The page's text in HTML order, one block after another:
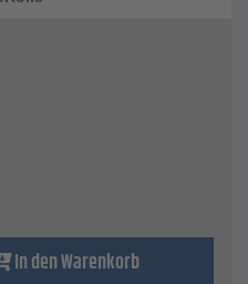
In den Warenkorb